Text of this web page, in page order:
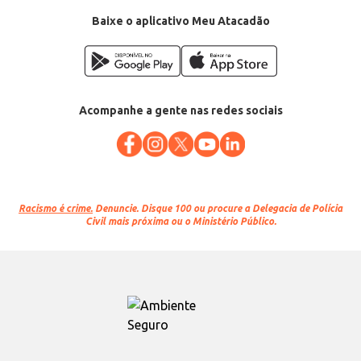
Baixe o aplicativo Meu Atacadão
Acompanhe a gente nas redes sociais
Racismo é crime. Denuncie. Disque 100 ou procure a Delegacia de Polícia
Civil mais próxima ou o Ministério Público.